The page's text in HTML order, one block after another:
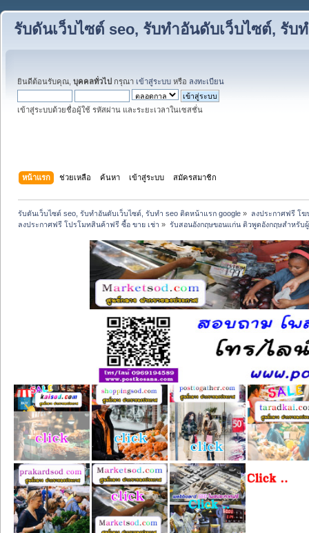
รับดันเว็บไซต์ seo, รับทำอันดับเว็บไซต์, รับ
ยินดีต้อนรับคุณ, บุคคลทั่วไป กรุณา เข้าสู่ระบบ หรือ ลงทะเบียน
เข้าสู่ระบบด้วยชื่อผู้ใช้ รหัสผ่าน และระยะเวลาในเซสชั่น
หน้าแรก ช่วยเหลือ ค้นหา เข้าสู่ระบบ สมัครสมาชิก
รับดันเว็บไซต์ seo, รับทำอันดับเว็บไซต์, รับทำ seo ติดหน้าแรก google » ลงประกาศฟรี โ
ลงประกาศฟรี โปรโมทสินค้าฟรี ซื้อ ขาย เช่า » รับสอนอังกฤษขอนแก่น ติวพูดอังกฤษสำหรับ